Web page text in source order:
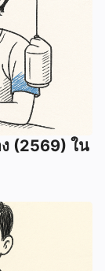
ง (2569) ใน